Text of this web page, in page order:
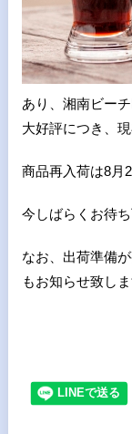
あり、湘南ビー
大好評につき、
商品再入荷は8月
今しばらくお待
なお、出荷準備
もお知らせ致しま